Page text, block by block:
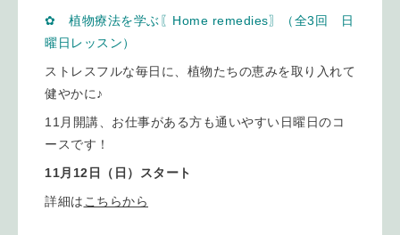
✿ 植物療法を学ぶ〖 Home remedies〗（全3回 日
曜日レッスン）
ストレスフルな毎日に、植物たちの恵みを取り入れて
健やかに♪
11月開講、お仕事がある方も通いやすい日曜日のコ
ースです！
11月12日（日）スタート
詳細は こちらから